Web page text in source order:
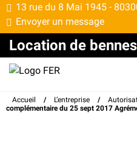
13 rue du 8 Mai 1945 -
Envoyer un message
Location de bennes
Accueil / L’entreprise /
complémentaire du 25 sept 2017